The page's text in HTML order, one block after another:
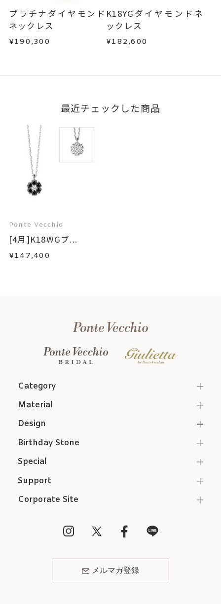
プラチナダイヤモンド
ネックレス
¥190,300
K18YGダイヤモンドネ
ックレス
¥182,600
最近チェックした商品
Ponte Vecchio
[4月]K18WGブ...
¥147,400
Category
Support
Corporate Site
メルマガ登録
Material
Design
Birthday Stone
Special